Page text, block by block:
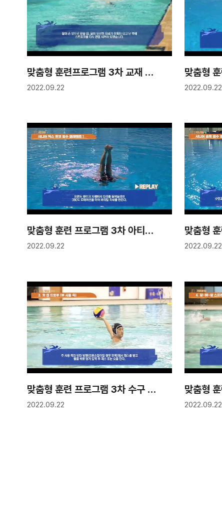
맞춤형 훈련프로그램 3차 교재 보급
2022.09.22 2022.09.22
맞춤형 훈련 프로그램 3차 아티스틱스위밍 2강 "시니어1-2"
2022.09.22 2022.09.22
맞춤형 훈련 프로그램 3차 수구 5강 "패스와 릴리즈 포인트 향상 훈련 프로그램"
2022.09.22 2022.09.22